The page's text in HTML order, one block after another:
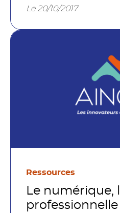
Le 20/10/2017
Ressources
Le numérique,